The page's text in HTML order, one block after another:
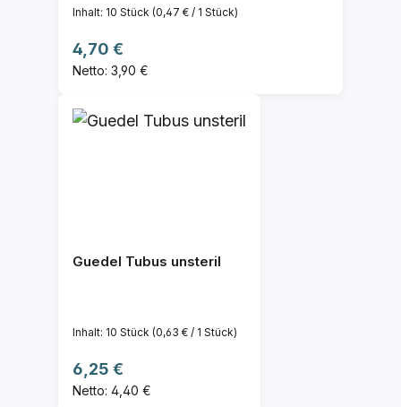
Inhalt: 10 Stück (0,47 € / 1 Stück)
Regulärer Preis:
4,70 €
Netto: 3,90 €
Guedel Tubus unsteril
Inhalt: 10 Stück (0,63 € / 1 Stück)
Regulärer Preis:
6,25 €
Netto: 4,40 €